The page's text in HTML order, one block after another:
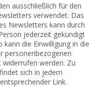
ausschließlich für den
verwendet. Das
Newsletters kann durch
jederzeit gekündigt
kann die Einwilligung in die
personenbezogenen
werden. Zu
sich in jedem
Link.